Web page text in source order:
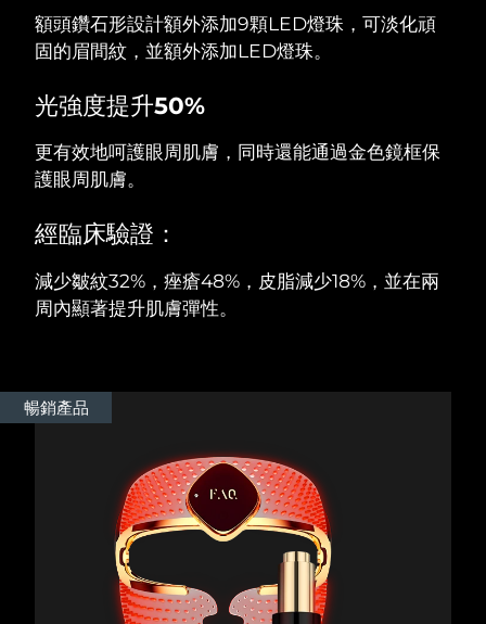
額頭鑽石形設計額外添加9顆LED燈珠，可淡化頑
固的眉間紋，並額外添加LED燈珠。
光強度提升50%
更有效地呵護眼周肌膚，同時還能通過金色鏡框保
護眼周肌膚。
經臨床驗證：
減少皺紋32%，痤瘡48%，皮脂減少18%，並在兩
周內顯著提升肌膚彈性。
暢銷產品
土耳其 預計送達日期 8/9/26
阿拉伯聯合大公國 預計送達日期
英國
美國 預計送達日期8/9/26
烏茲別克
越南